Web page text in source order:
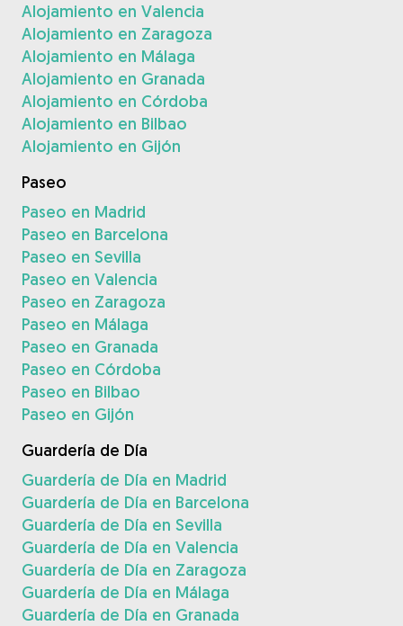
Alojamiento en Valencia
Alojamiento en Zaragoza
Alojamiento en Málaga
Alojamiento en Granada
Alojamiento en Córdoba
Alojamiento en Bilbao
Alojamiento en Gijón
Paseo
Paseo en Madrid
Paseo en Barcelona
Paseo en Sevilla
Paseo en Valencia
Paseo en Zaragoza
Paseo en Málaga
Paseo en Granada
Paseo en Córdoba
Paseo en Bilbao
Paseo en Gijón
Guardería de Día
Guardería de Día en Madrid
Guardería de Día en Barcelona
Guardería de Día en Sevilla
Guardería de Día en Valencia
Guardería de Día en Zaragoza
Guardería de Día en Málaga
Guardería de Día en Granada